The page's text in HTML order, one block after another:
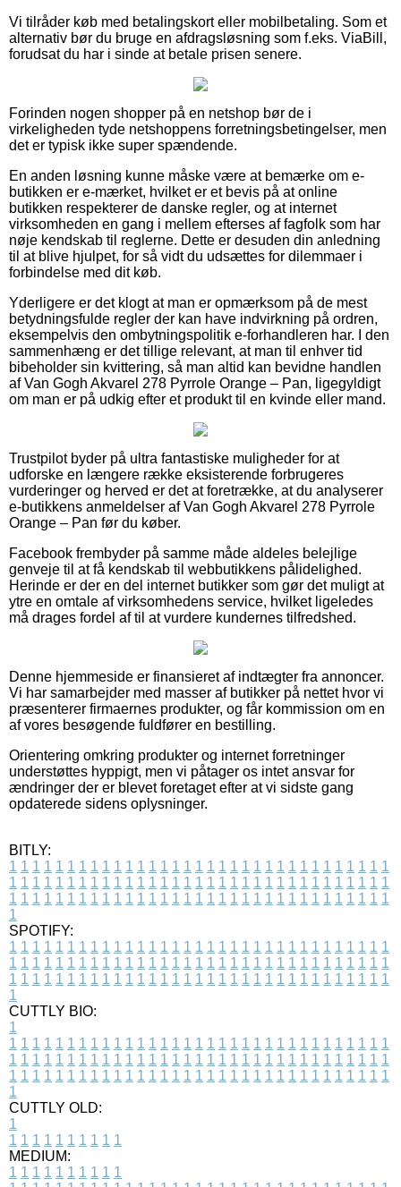
Vi tilråder køb med betalingskort eller mobilbetaling. Som et
alternativ bør du bruge en afdragsløsning som f.eks. ViaBill,
forudsat du har i sinde at betale prisen senere.
Forinden nogen shopper på en netshop bør de i
virkeligheden tyde netshoppens forretningsbetingelser, men
det er typisk ikke super spændende.
En anden løsning kunne måske være at bemærke om e-
butikken er e-mærket, hvilket er et bevis på at online
butikken respekterer de danske regler, og at internet
virksomheden en gang i mellem efterses af fagfolk som har
nøje kendskab til reglerne. Dette er desuden din anledning
til at blive hjulpet, for så vidt du udsættes for dilemmaer i
forbindelse med dit køb.
Yderligere er det klogt at man er opmærksom på de mest
betydningsfulde regler der kan have indvirkning på ordren,
eksempelvis den ombytningspolitik e-forhandleren har. I den
sammenhæng er det tillige relevant, at man til enhver tid
bibeholder sin kvittering, så man altid kan bevidne handlen
af Van Gogh Akvarel 278 Pyrrole Orange – Pan, ligegyldigt
om man er på udkig efter et produkt til en kvinde eller mand.
Trustpilot byder på ultra fantastiske muligheder for at
udforske en længere række eksisterende forbrugeres
vurderinger og herved er det at foretrække, at du analyserer
e-butikkens anmeldelser af Van Gogh Akvarel 278 Pyrrole
Orange – Pan før du køber.
Facebook frembyder på samme måde aldeles belejlige
genveje til at få kendskab til webbutikkens pålidelighed.
Herinde er der en del internet butikker som gør det muligt at
ytre en omtale af virksomhedens service, hvilket ligeledes
må drages fordel af til at vurdere kundernes tilfredshed.
Denne hjemmeside er finansieret af indtægter fra annoncer.
Vi har samarbejder med masser af butikker på nettet hvor vi
præsenterer firmaernes produkter, og får kommission om en
af vores besøgende fuldfører en bestilling.
Orientering omkring produkter og internet forretninger
understøttes hyppigt, men vi påtager os intet ansvar for
ændringer der er blevet foretaget efter at vi sidste gang
opdaterede sidens oplysninger.
BITLY:
1 1 1 1 1 1 1 1 1 1 1 1 1 1 1 1 1 1 1 1 1 1 1 1 1 1 1 1 1 1 1 1 1
1 1 1 1 1 1 1 1 1 1 1 1 1 1 1 1 1 1 1 1 1 1 1 1 1 1 1 1 1 1 1 1 1
1 1 1 1 1 1 1 1 1 1 1 1 1 1 1 1 1 1 1 1 1 1 1 1 1 1 1 1 1 1 1 1 1
1
SPOTIFY:
1 1 1 1 1 1 1 1 1 1 1 1 1 1 1 1 1 1 1 1 1 1 1 1 1 1 1 1 1 1 1 1 1
1 1 1 1 1 1 1 1 1 1 1 1 1 1 1 1 1 1 1 1 1 1 1 1 1 1 1 1 1 1 1 1 1
1 1 1 1 1 1 1 1 1 1 1 1 1 1 1 1 1 1 1 1 1 1 1 1 1 1 1 1 1 1 1 1 1
1
CUTTLY BIO:
1
1 1 1 1 1 1 1 1 1 1 1 1 1 1 1 1 1 1 1 1 1 1 1 1 1 1 1 1 1 1 1 1 1
1 1 1 1 1 1 1 1 1 1 1 1 1 1 1 1 1 1 1 1 1 1 1 1 1 1 1 1 1 1 1 1 1
1 1 1 1 1 1 1 1 1 1 1 1 1 1 1 1 1 1 1 1 1 1 1 1 1 1 1 1 1 1 1 1 1
1
CUTTLY OLD:
1
1 1 1 1 1 1 1 1 1 1
MEDIUM:
1 1 1 1 1 1 1 1 1 1